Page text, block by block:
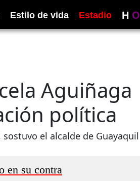
Estilo de vida Estadio H O
Aguiñaga
política
sostuvo el alcalde de Guayaquil
en su contra